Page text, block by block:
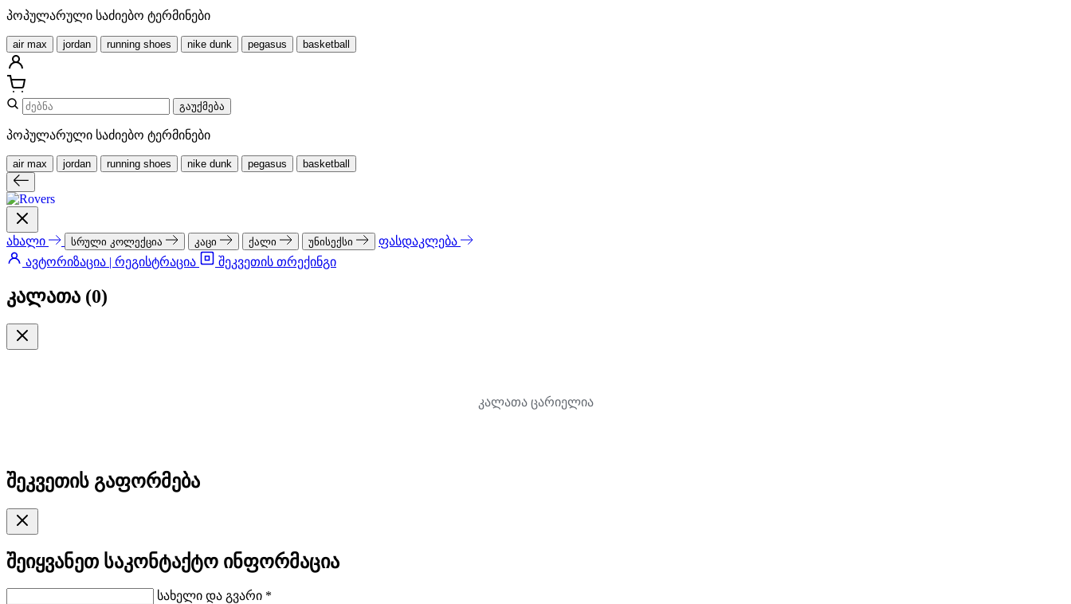
პოპულარული საძიებო ტერმინები
air max jordan running shoes nike dunk pegasus basketball
გაუქმება
პოპულარული საძიებო ტერმინები
air max jordan running shoes nike dunk pegasus basketball
ახალი სრული კოლექცია კაცი ქალი უნისექსი
ფასდაკლება
ავტორიზაცია | რეგისტრაცია
შეკვეთის თრექინგი
კალათა (0)
კალათა ცარიელია
შეკვეთის გაფორმება
შეიყვანეთ საკონტაქტო ინფორმაცია
სახელი და გვარი *